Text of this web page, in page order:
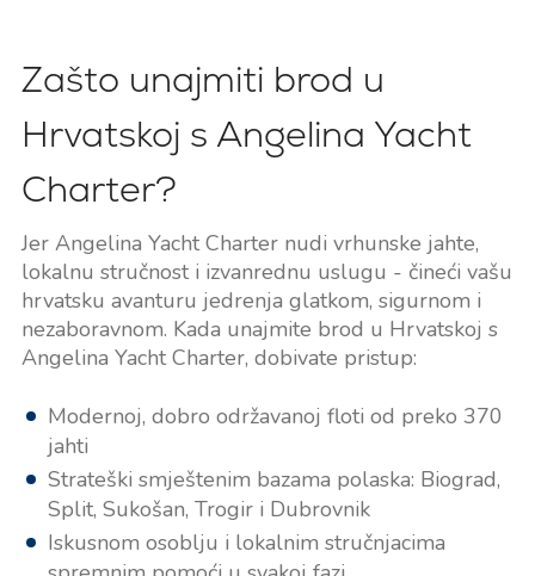
Zašto unajmiti brod u
Hrvatskoj s Angelina Yacht
Charter?
Jer Angelina Yacht Charter nudi vrhunske jahte,
lokalnu stručnost i izvanrednu uslugu - čineći vašu
hrvatsku avanturu jedrenja glatkom, sigurnom i
nezaboravnom. Kada unajmite brod u Hrvatskoj s
Angelina Yacht Charter, dobivate pristup:
Modernoj, dobro održavanoj floti od preko 370
jahti
Strateški smještenim bazama polaska: Biograd,
Split, Sukošan, Trogir i Dubrovnik
Iskusnom osoblju i lokalnim stručnjacima